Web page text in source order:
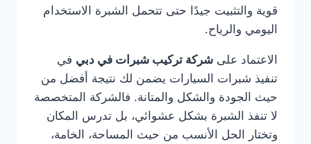
قوية والتثبيت جيدًا حتى تتحمل الشبرة الاستخدام
اليومي والرياح.
الاعتماد على شركة تركيب شبرات في دبي في
تنفيذ شبرات السيارات يضمن لك نتيجة أفضل من
حيث الجودة والشكل والمتانة. فالشركة المتخصصة
لا تنفذ الشبرة بشكل عشوائي، بل تدرس المكان
وتختار الحل الأنسب من حيث المساحة، الخامة،